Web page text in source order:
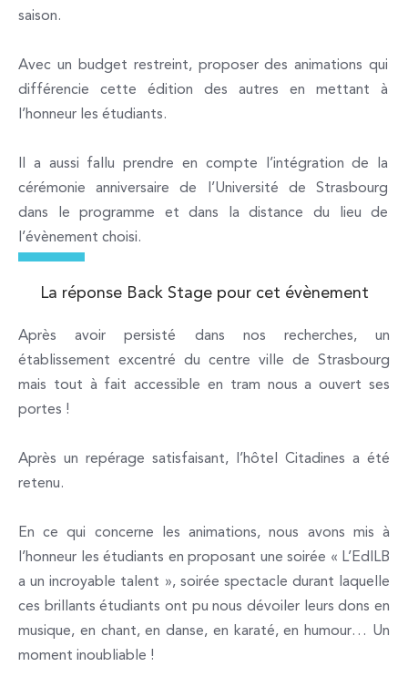
saison.
Avec un budget restreint, proposer des animations qui
différencie cette édition des autres en mettant à
l’honneur les étudiants.
Il a aussi fallu prendre en compte l’intégration de la
cérémonie anniversaire de l’Université de Strasbourg
dans le programme et dans la distance du lieu de
l’évènement choisi.
La réponse Back Stage pour cet évènement
Après avoir persisté dans nos recherches, un
établissement excentré du centre ville de Strasbourg
mais tout à fait accessible en tram nous a ouvert ses
portes !
Après un repérage satisfaisant, l’hôtel Citadines a été
retenu.
En ce qui concerne les animations, nous avons mis à
l’honneur les étudiants en proposant une soirée « L’EdILB
a un incroyable talent », soirée spectacle durant laquelle
ces brillants étudiants ont pu nous dévoiler leurs dons en
musique, en chant, en danse, en karaté, en humour… Un
moment inoubliable !